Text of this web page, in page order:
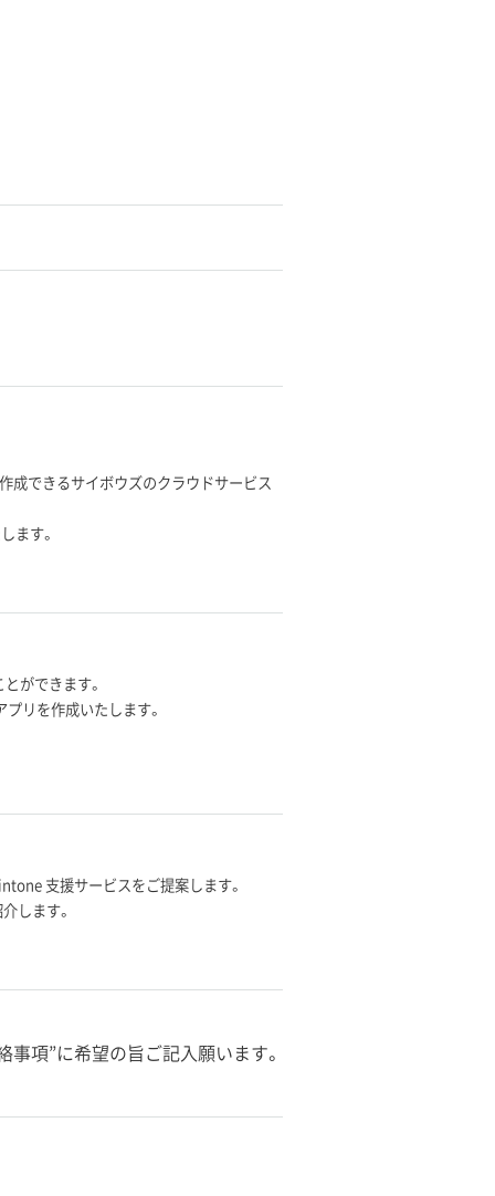
成できるサイボウズのクラウドサービス
ます。
ができます。
リを作成いたします。
支援サービスをご提案します。
します。
項”に希望の旨ご記入願います。